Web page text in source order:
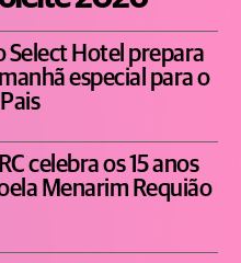
Select Hotel prepara
especial para o
celebra os 15 anos
Menarim Requião